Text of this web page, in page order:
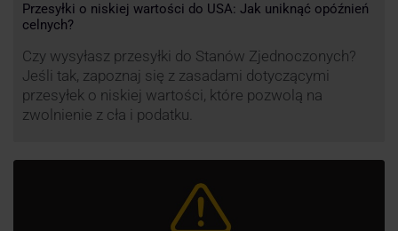
Przesyłki o niskiej wartości do USA: Jak uniknąć opóźnień
celnych?
Czy wysyłasz przesyłki do Stanów Zjednoczonych?
Jeśli tak, zapoznaj się z zasadami dotyczącymi
przesyłek o niskiej wartości, które pozwolą na
zwolnienie z cła i podatku.